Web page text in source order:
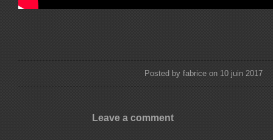
Posted by fabrice on 10 juin 2017
Leave a comment